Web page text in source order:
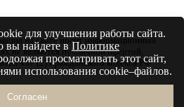
на сайте носит информационный
не являются публичной офертой,
437 (2) Гражданского кодекса РФ
для улучшения работы сайта.
найдете вПолитике
просматривать этот сайт,
использования cookie–файлов.
Согласен